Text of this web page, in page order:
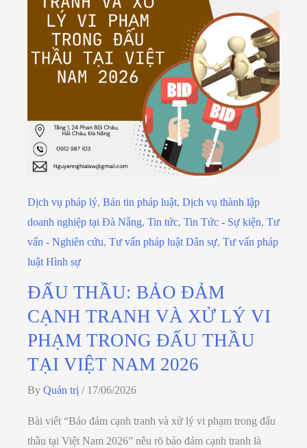
Dịch vụ pháp lý, Bản tin pháp luật, Dịch vụ thành lập
doanh nghiệp tại Đà Nẵng, Tin tức, Tin Tức - Sự kiện, Tư
vấn - Nghiên cứu, Tư vấn pháp luật Dân sự, Tư vấn pháp
luật Hình sự
ĐẤU THẦU: BẢO ĐẢM
CẠNH TRANH VÀ XỬ LÝ VI
PHẠM TRONG ĐẤU THẦU
TẠI VIỆT NAM 2026
By Quản trị / 17/06/2026
Bài viết “Bảo đảm cạnh tranh và xử lý vi phạm trong đấu
thầu tại Việt Nam 2026” nêu rõ bảo đảm cạnh tranh là